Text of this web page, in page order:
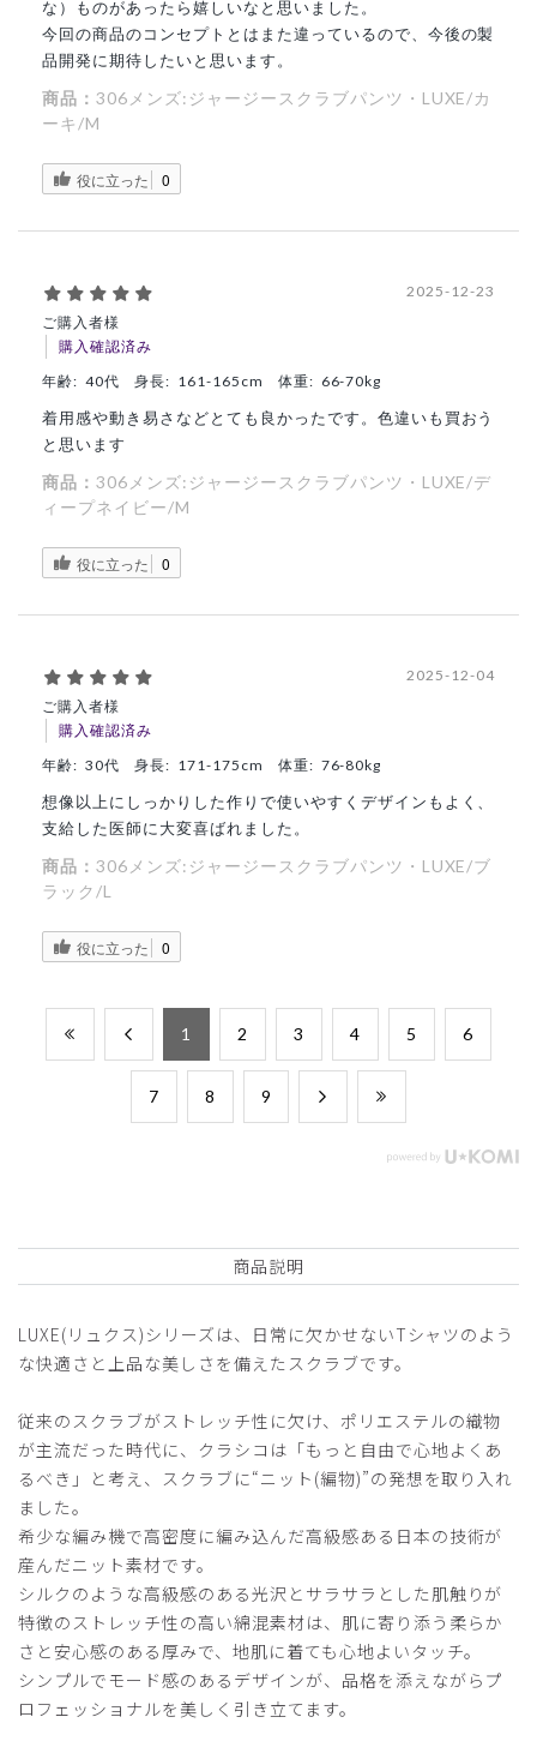
な）ものがあったら嬉しいなと思いました。
今回の商品のコンセプトとはまた違っているので、今後の製
品開発に期待したいと思います。
商品： 306メンズ:ジャージースクラブパンツ・LUXE/カ
ーキ/M
役に立った 0
ご購入者様
購入確認済み
2025-12-23
年齢: 40代 身長: 161-165cm 体重: 66-70kg
着用感や動き易さなどとても良かったです。色違いも買おう
と思います
商品： 306メンズ:ジャージースクラブパンツ・LUXE/デ
ィープネイビー/M
役に立った 0
ご購入者様
購入確認済み
2025-12-04
年齢: 30代 身長: 171-175cm 体重: 76-80kg
想像以上にしっかりした作りで使いやすくデザインもよく、
支給した医師に大変喜ばれました。
商品： 306メンズ:ジャージースクラブパンツ・LUXE/ブ
ラック/L
役に立った 0
​1 ​2 ​3 ​4 ​5 ​6
​7 ​8 ​9
商品説明
LUXE(リュクス)シリーズは、日常に欠かせないTシャツのよう
な快適さと上品な美しさを備えたスクラブです。
従来のスクラブがストレッチ性に欠け、ポリエステルの織物
が主流だった時代に、クラシコは「もっと自由で心地よくあ
るべき」と考え、スクラブに“ニット(編物)”の発想を取り入れ
ました。
希少な編み機で高密度に編み込んだ高級感ある日本の技術が
産んだニット素材です。
シルクのような高級感のある光沢とサラサラとした肌触りが
特徴のストレッチ性の高い綿混素材は、肌に寄り添う柔らか
さと安心感のある厚みで、地肌に着ても心地よいタッチ。
シンプルでモード感のあるデザインが、品格を添えながらプ
ロフェッショナルを美しく引き立てます。